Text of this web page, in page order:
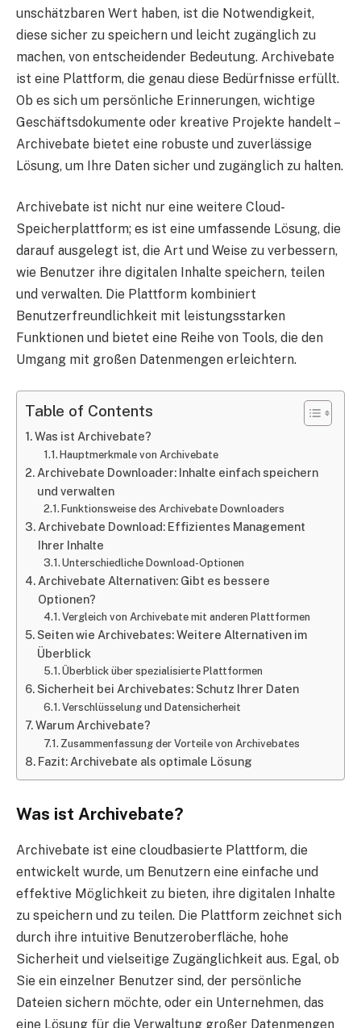
unschätzbaren Wert haben, ist die Notwendigkeit,
diese sicher zu speichern und leicht zugänglich zu
machen, von entscheidender Bedeutung. Archivebate
ist eine Plattform, die genau diese Bedürfnisse erfüllt.
Ob es sich um persönliche Erinnerungen, wichtige
Geschäftsdokumente oder kreative Projekte handelt –
Archivebate bietet eine robuste und zuverlässige
Lösung, um Ihre Daten sicher und zugänglich zu halten.
Archivebate ist nicht nur eine weitere Cloud-
Speicherplattform; es ist eine umfassende Lösung, die
darauf ausgelegt ist, die Art und Weise zu verbessern,
wie Benutzer ihre digitalen Inhalte speichern, teilen
und verwalten. Die Plattform kombiniert
Benutzerfreundlichkeit mit leistungsstarken
Funktionen und bietet eine Reihe von Tools, die den
Umgang mit großen Datenmengen erleichtern.
Table of Contents
Was ist Archivebate?
Hauptmerkmale von Archivebate
Archivebate Downloader: Inhalte einfach speichern
und verwalten
Funktionsweise des Archivebate Downloaders
Archivebate Download: Effizientes Management
Ihrer Inhalte
Unterschiedliche Download-Optionen
Archivebate Alternativen: Gibt es bessere
Optionen?
Vergleich von Archivebate mit anderen Plattformen
Seiten wie Archivebates: Weitere Alternativen im
Überblick
Überblick über spezialisierte Plattformen
Sicherheit bei Archivebates: Schutz Ihrer Daten
Verschlüsselung und Datensicherheit
Warum Archivebate?
Zusammenfassung der Vorteile von Archivebates
Fazit: Archivebate als optimale Lösung
Was ist Archivebate?
Archivebate ist eine cloudbasierte Plattform, die
entwickelt wurde, um Benutzern eine einfache und
effektive Möglichkeit zu bieten, ihre digitalen Inhalte
zu speichern und zu teilen. Die Plattform zeichnet sich
durch ihre intuitive Benutzeroberfläche, hohe
Sicherheit und vielseitige Zugänglichkeit aus. Egal, ob
Sie ein einzelner Benutzer sind, der persönliche
Dateien sichern möchte, oder ein Unternehmen, das
eine Lösung für die Verwaltung großer Datenmengen